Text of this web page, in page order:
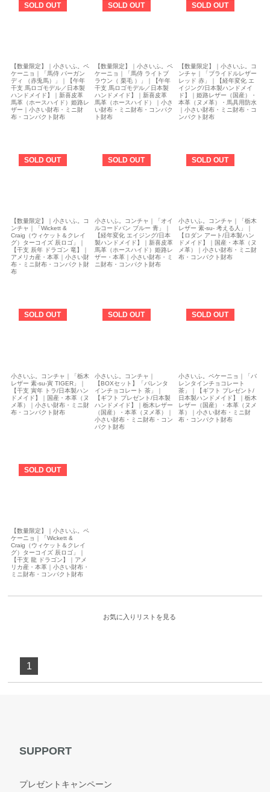
SOLD OUT
【数量限定】｜小さいふ。ペ
ケーニョ｜「馬侍 バーガン
ディ （赤兎馬）」｜【午年
干支 馬ロゴモデル／日本製
ハンドメイド】｜新喜皮革
馬革（ホースハイド）姫路レ
ザー｜小さい財布・ミニ財
布・コンパクト財布
SOLD OUT
【数量限定】｜小さいふ。ペ
ケーニョ｜「馬侍 ライトブ
ラウン（ 栗毛 ）」｜【午年
干支 馬ロゴモデル／日本製
ハンドメイド】｜新喜皮革
馬革（ホースハイド）｜小さ
い財布・ミニ財布・コンパク
ト財布
SOLD OUT
【数量限定】｜小さいふ。コ
ンチャ｜「ブライドルレザー
レッド 赤」｜【経年変化 エ
イジング/日本製ハンドメイ
ド】｜姫路レザー（国産）・
本革（ヌメ革）・馬具用防水
｜小さい財布・ミニ財布・コ
ンパクト財布
SOLD OUT
【数量限定】｜小さいふ。コ
ンチャ｜「Wickett &
Craig（ウィケット＆クレイ
グ）ターコイズ 辰ロゴ」｜
【干支 辰年 ドラゴン 竜】｜
アメリカ産・本革｜小さい財
布・ミニ財布・コンパクト財
布
SOLD OUT
小さいふ。コンチャ｜「オイ
ルコードバン ブルー 青」｜
【経年変化 エイジング/日本
製ハンドメイド】｜新喜皮革
馬革（ホースハイド）姫路レ
ザー・本革｜小さい財布・ミ
ニ財布・コンパクト財布
SOLD OUT
小さいふ。コンチャ｜「栃木
レザー 素-su- 考える人」｜
【ロダン アート/日本製ハン
ドメイド】｜国産・本革（ヌ
メ革）｜小さい財布・ミニ財
布・コンパクト財布
SOLD OUT
小さいふ。コンチャ｜「栃木
レザー 素-su-寅 TIGER」｜
【干支 寅年 トラ/日本製ハン
ドメイド】｜国産・本革（ヌ
メ革）｜小さい財布・ミニ財
布・コンパクト財布
SOLD OUT
小さいふ。コンチャ｜
【BOXセット】「バレンタ
インチョコレート 茶」｜
【ギフト プレゼント/日本製
ハンドメイド】｜栃木レザー
（国産）・本革（ヌメ革）｜
小さい財布・ミニ財布・コン
パクト財布
SOLD OUT
小さいふ。ペケーニョ｜「バ
レンタインチョコレート
茶」｜【ギフト プレゼント/
日本製ハンドメイド】｜栃木
レザー（国産）・本革（ヌメ
革）｜小さい財布・ミニ財
布・コンパクト財布
SOLD OUT
【数量限定】｜小さいふ。ペ
ケーニョ｜「Wickett &
Craig（ウィケット＆クレイ
グ）ターコイズ 辰ロゴ」｜
【干支 龍 ドラゴン】｜アメ
リカ産・本革｜小さい財布・
ミニ財布・コンパクト財布
お気に入りリストを見る
1
SUPPORT
プレゼントキャンペーン